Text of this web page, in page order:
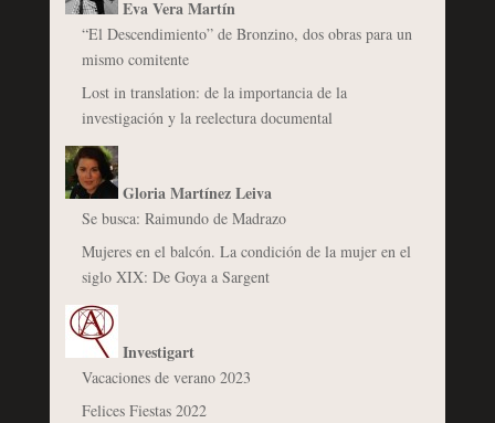
Eva Vera Martín
“El Descendimiento” de Bronzino, dos obras para un
mismo comitente
Lost in translation: de la importancia de la
investigación y la reelectura documental
Gloria Martínez Leiva
Se busca: Raimundo de Madrazo
Mujeres en el balcón. La condición de la mujer en el
siglo XIX: De Goya a Sargent
Investigart
Vacaciones de verano 2023
Felices Fiestas 2022